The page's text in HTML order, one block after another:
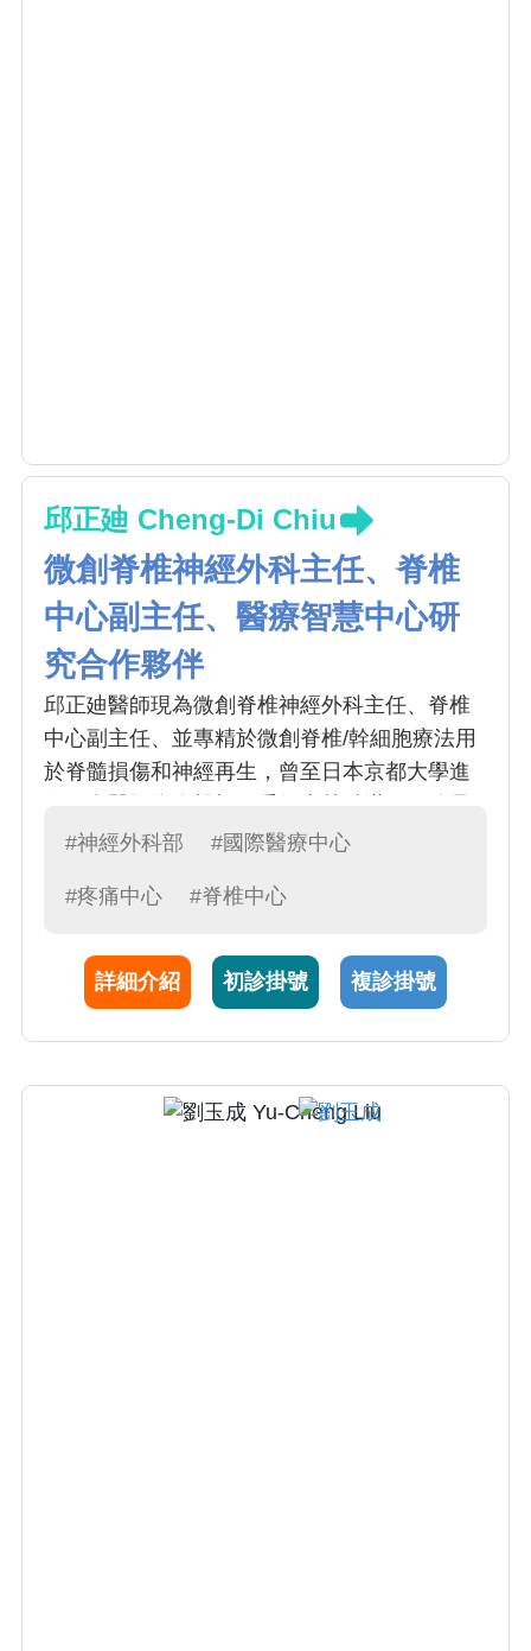
邱正廸 Cheng-Di Chiu
微創脊椎神經外科主任、脊椎
中心副主任、醫療智慧中心研
究合作夥伴
邱正廸醫師現為微創脊椎神經外科主任、脊椎
中心副主任、並專精於微創脊椎/幹細胞療法用
於脊髓損傷和神經再生，曾至日本京都大學進
脊椎微創手術、內視鏡手術、脊椎腫瘤手術都
胞治療、腦出血等學術研究耕耘多年。
#神經外科部 #國際醫療中心
#疼痛中心 #脊椎中心
詳細介紹 初診掛號 複診掛號